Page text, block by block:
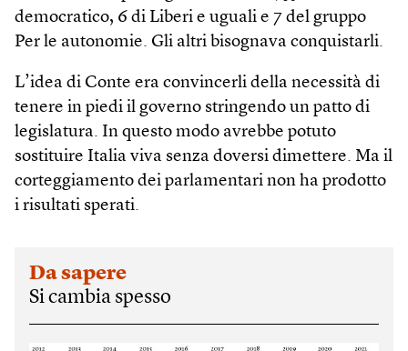
democratico, 6 di Liberi e uguali e 7 del gruppo
Per le autonomie. Gli altri bisognava conquistarli.
L’idea di Conte era convincerli della necessità di
tenere in piedi il governo stringendo un patto di
legislatura. In questo modo avrebbe potuto
sostituire Italia viva senza doversi dimettere. Ma il
corteggiamento dei parlamentari non ha prodotto
i risultati sperati.
Da sapere
Si cambia spesso